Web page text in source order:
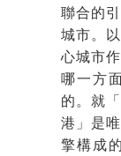
聯合的
城市。
心城市
哪一方
的。就
港」是
擎構成